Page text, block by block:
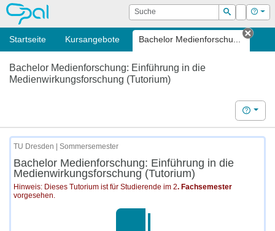
OPAL Suche
Suchen
Login Hilfe
Startseite Kursangebote Bachelor Medienforschu...
Tab
Bachelor Medienforschung: Einführung in die
Medienwirkungsforschung (Tutorium)
Hilfe
TU Dresden | Sommersemester
Bachelor Medienforschung: Einführung in die
Medienwirkungsforschung (Tutorium)
Hinweis: Dieses Tutorium ist für Studierende im 2. Fachsemester
vorgesehen.